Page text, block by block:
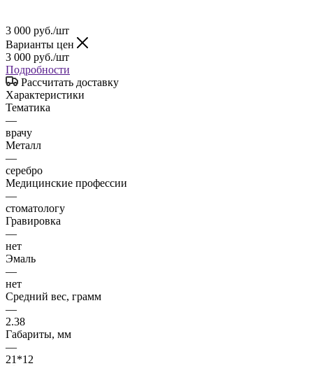
3 000 руб./шт
Варианты цен
3 000 руб./шт
Подробности
Рассчитать доставку
Характеристики
Тематика
—
врачу
Металл
—
серебро
Медицинские профессии
—
стоматологу
Гравировка
—
нет
Эмаль
—
нет
Средний вес, грамм
—
2.38
Габариты, мм
—
21*12